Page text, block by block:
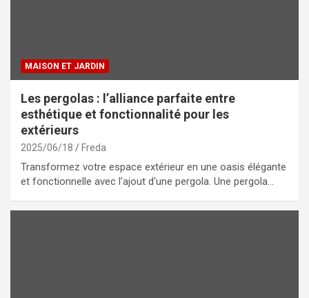
MAISON ET JARDIN
Les pergolas : l’alliance parfaite entre
esthétique et fonctionnalité pour les
extérieurs
2025/06/18 Freda
Transformez votre espace extérieur en une oasis élégante
et fonctionnelle avec l'ajout d'une pergola. Une pergola…